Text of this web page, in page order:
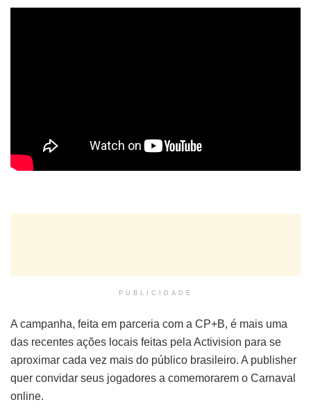
PUBLICIDADE
A campanha, feita em parceria com a CP+B, é mais uma
das recentes ações locais feitas pela Activision para se
aproximar cada vez mais do público brasileiro. A publisher
quer convidar seus jogadores a comemorarem o Carnaval
online.